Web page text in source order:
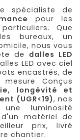
spécialiste de
pour les
Que
bureaux, un
nous vous
de dalles LED
LED avec ciel
encastrés, de
Conçus
longévité et
(UGR<19), nos
une luminosité
matériel de
prix, livré
chantier.